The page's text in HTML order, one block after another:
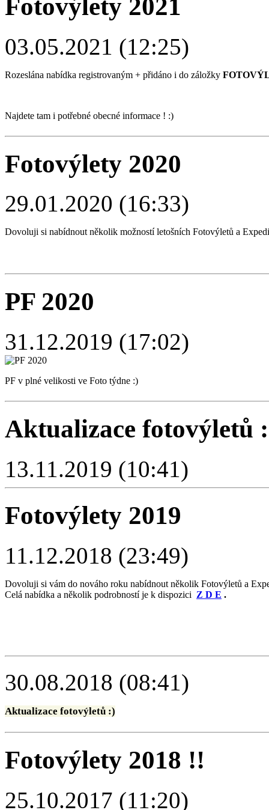
Fotovýlety 2021
03.05.2021 (12:25)
Rozeslána nabídka registrovaným + přidáno i do záložky
Najdete tam i potřebné obecné informace ! :)
Fotovýlety 2020
29.01.2020 (16:33)
Dovoluji si nabídnout několik možností letošních Fotovýletů a
PF 2020
31.12.2019 (17:02)
PF v plné velikosti ve Foto týdne :)
Aktualizace fotovýletů
13.11.2019 (10:41)
Fotovýlety 2019
11.12.2018 (23:49)
Dovoluji si vám do nováho roku nabídnout několik Fotovýletů a
Celá nabídka a několik podrobností je k dispozici Z D E .
30.08.2018 (08:41)
Aktualizace fotovýletů :)
Fotovýlety 2018 !!
25.10.2017 (11:20)